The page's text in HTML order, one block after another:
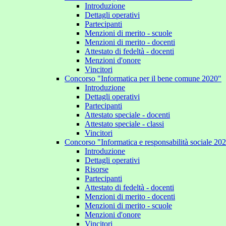
Introduzione
Dettagli operativi
Partecipanti
Menzioni di merito - scuole
Menzioni di merito - docenti
Attestato di fedeltà - docenti
Menzioni d'onore
Vincitori
Concorso "Informatica per il bene comune 2020"
Introduzione
Dettagli operativi
Partecipanti
Attestato speciale - docenti
Attestato speciale - classi
Vincitori
Concorso "Informatica e responsabilità sociale
Introduzione
Dettagli operativi
Risorse
Partecipanti
Attestato di fedeltà - docenti
Menzioni di merito - docenti
Menzioni di merito - scuole
Menzioni d'onore
Vincitori